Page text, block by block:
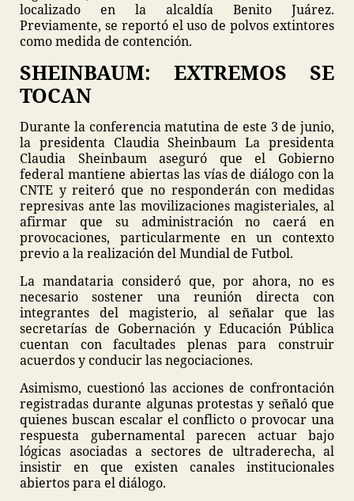
localizado en la alcaldía Benito Juárez.
Previamente, se reportó el uso de polvos extintores
como medida de contención.
SHEINBAUM: EXTREMOS SE
TOCAN
Durante la conferencia matutina de este 3 de junio,
la presidenta Claudia Sheinbaum La presidenta
Claudia Sheinbaum aseguró que el Gobierno
federal mantiene abiertas las vías de diálogo con la
CNTE y reiteró que no responderán con medidas
represivas ante las movilizaciones magisteriales, al
afirmar que su administración no caerá en
provocaciones, particularmente en un contexto
previo a la realización del Mundial de Futbol.
La mandataria consideró que, por ahora, no es
necesario sostener una reunión directa con
integrantes del magisterio, al señalar que las
secretarías de Gobernación y Educación Pública
cuentan con facultades plenas para construir
acuerdos y conducir las negociaciones.
Asimismo, cuestionó las acciones de confrontación
registradas durante algunas protestas y señaló que
quienes buscan escalar el conflicto o provocar una
respuesta gubernamental parecen actuar bajo
lógicas asociadas a sectores de ultraderecha, al
insistir en que existen canales institucionales
abiertos para el diálogo.